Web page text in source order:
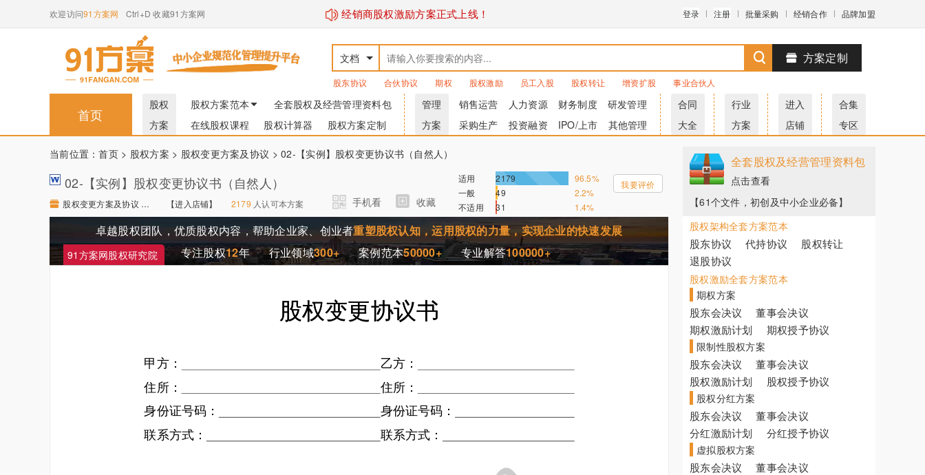
经销商股权激励方案正式上线！
欢迎访问91方案网 Ctrl+D 收藏91方案网 登录 注册 批量采购 经销合作 品牌加盟
文档
股东协议 合伙协议 期权 股权激励 员工入股 股权转让 增资扩股 事业合伙人
方案定制
首页
股权
方案
股权方案范本
全套股权及经营管理资料包
在线股权课程
股权计算器 股权方案定制
管理
方案
销售运营 人力资源 财务制度
研发管理
采购生产
投资融资 IPO/上市 其他管理
合同
大全
行业
方案
进入
店铺
合集
专区
当前位置：首页> 股权方案 > 股权变更方案及协议 > 02-【实例】股权变更协议书（自然人）
02-【实例】股权变更协议书（自然人）
股权变更方案及协议 【进入店铺】 【进入店铺】 2179 人认可本方案 手机看 收藏
适用 2179
96.5%
一般
49
2.2%
不适用
31 1.4%
我要评价
91方案网股权研究院
卓越股权团队，优质股权内容，帮助企业家、创业者重塑股权认知，运用股权的力量，实现企业的快速发展
专注股权12年 行业领域300+ 案例范本50000+ 专业解答100000+
全套股权及经营管理资料包
点击查看
【61个文件，初创及中小企业必备】
股权架构全套方案范本
股东协议 代持协议
股权转让
退股协议
股权激励全套方案范本
期权方案
股东会决议
董事会决议
期权激励计划
期权授予协议
限制性股权方案
股东会决议
董事会决议
股权激励计划
股权授予协议
股权分红方案
股东会决议
董事会决议
分红激励计划
分红授予协议
虚拟股权方案
股东会决议
董事会决议